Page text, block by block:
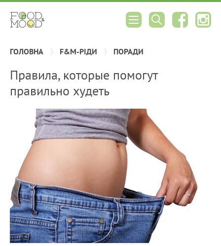
ГОЛОВНА F&M-РІДИ ПОРАДИ
Правила, которые помогут
правильно худеть